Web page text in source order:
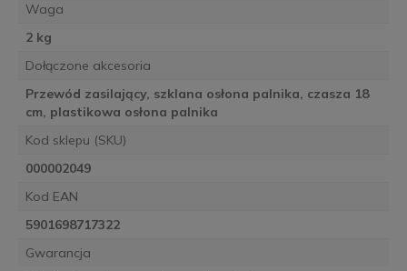
Waga
2 kg
Dołączone akcesoria
Przewód zasilający, szklana osłona palnika, czasza 18
cm, plastikowa osłona palnika
Kod sklepu (SKU)
000002049
Kod EAN
5901698717322
Gwarancja